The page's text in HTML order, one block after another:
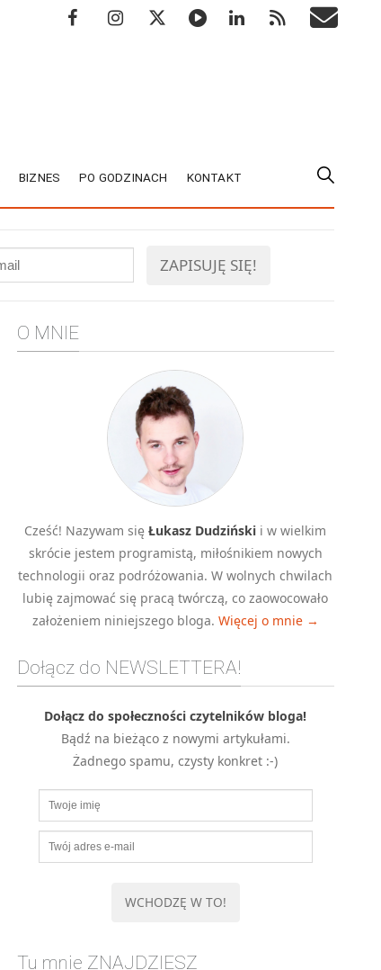
BIZNES PO GODZINACH KONTAKT
O MNIE
Cześć! Nazywam sięŁukasz Dudziński i w wielkim
skrócie jestem programistą, miłośnikiem nowych
technologii oraz podróżowania. W wolnych chwilach
lubię zajmować się pracą twórczą, co zaowocowało
założeniem niniejszego bloga. Więcej o mnie →
Dołącz do NEWSLETTERA!
Dołącz do społeczności czytelników bloga!
Bądź na bieżąco z nowymi artykułami.
Żadnego spamu, czysty konkret :-)
Tu mnie ZNAJDZIESZ